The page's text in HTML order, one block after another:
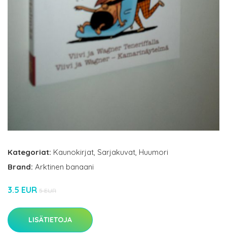
Kategoriat: Kaunokirjat, Sarjakuvat, Huumori
Brand: Arktinen banaani
3.5 EUR 5 EUR
LISÄTIETOJA